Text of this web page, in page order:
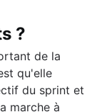
?
de la
qu'elle
du sprint et
marche à